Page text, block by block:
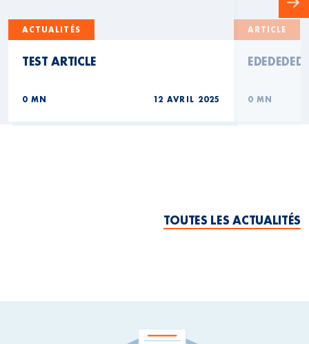
ACTUALITÉS
TEST ARTICLE
0 MN 12 AVRIL 2025
ARTICLE
EDEDEDED
0 MN
TOUTES LES ACTUALITÉS